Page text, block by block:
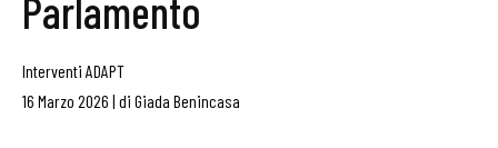
Parlamento
Interventi ADAPT
16 Marzo 2026 | di Giada Benincasa